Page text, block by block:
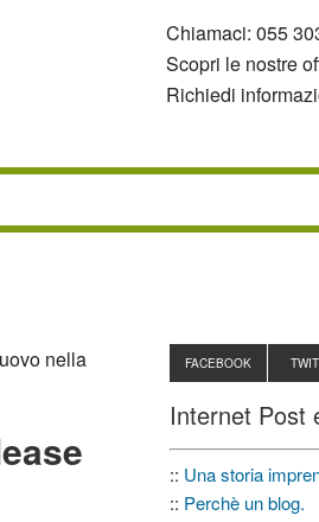
Chiamaci: 055
Scopri le nostre
Richiedi
nella
FACEBOOK
Internet Post
:: Una storia
:: Perchè un blog.